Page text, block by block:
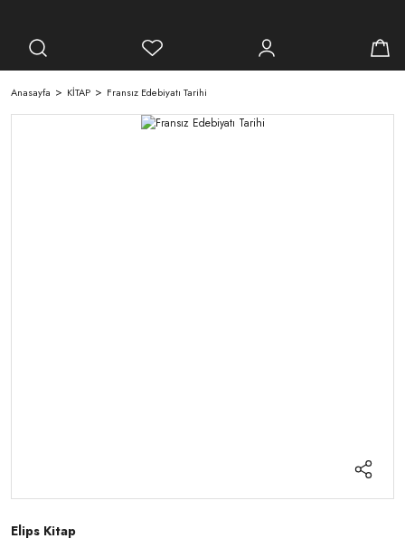
Anasayfa KİTAP Fransız Edebiyatı Tarihi
Elips Kitap